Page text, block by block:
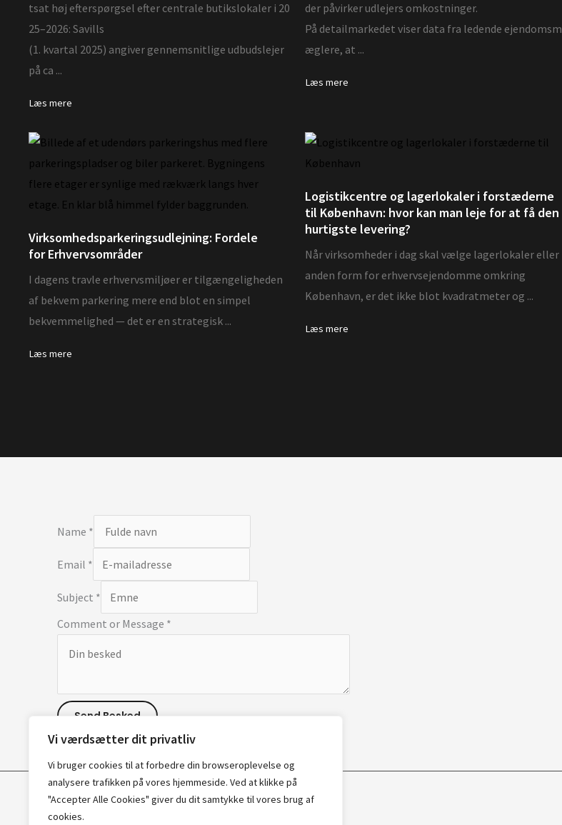
Vi værdsætter dit privatliv
Vi bruger cookies til at forbedre din browseroplevelse og
analysere trafikken på vores hjemmeside. Ved at klikke på
"Accepter Alle Cookies" giver du dit samtykke til vores brug af
cookies.
tsat høj efterspørgsel efter centrale butikslokaler i 20
25–2026: Savills
(1. kvartal 2025) angiver gennemsnitlige udbudslejer
på ca ...
Læs mere
der påvirker udlejers omkostninger.
På detailmarkedet viser data fra ledende ejendomsm
æglere, at ...
Læs mere
Virksomhedsparkeringsudlejning: Fordele
for Erhvervsområder
I dagens travle erhvervsmiljøer er tilgængeligheden
af bekvem parkering mere end blot en simpel
bekvemmelighed — det er en strategisk ...
Læs mere
Logistikcentre og lagerlokaler i forstæderne
til København: hvor kan man leje for at få den
hurtigste levering?
Når virksomheder i dag skal vælge lagerlokaler eller
anden form for erhvervsejendomme omkring
København, er det ikke blot kvadratmeter og ...
Læs mere
Name *
Email *
Subject *
Comment or Message *
Send Besked